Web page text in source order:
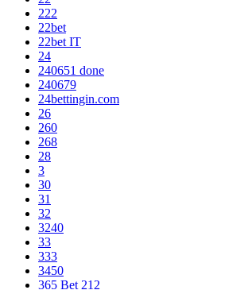
222
22bet
22bet IT
24
240651 done
240679
24bettingin.com
26
260
268
28
3
30
31
32
3240
33
333
3450
365 Bet 212